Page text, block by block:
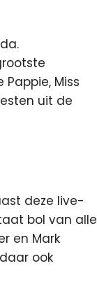
Miss
uit de
deze live-
bol van alle
en Mark
ook